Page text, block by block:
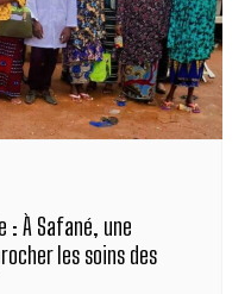
À Safané, une
les soins des